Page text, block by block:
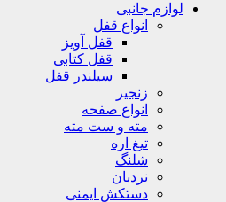
لوازم جانبی
انواع قفل
قفل آویز
قفل کتابی
سیلندر قفل
زنجیر
انواع صفحه
مته و ست مته
تیغ اره
شلنگ
نردبان
دستکش ایمنی